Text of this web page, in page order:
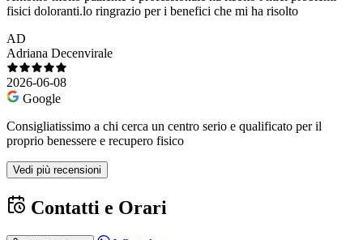
fisici doloranti.lo ringrazio per i benefici che mi ha risolto
AD
Adriana Decenvirale
2026-06-08
Google
Consigliatissimo a chi cerca un centro serio e qualificato per il
proprio benessere e recupero fisico
Vedi più recensioni
Contatti e Orari